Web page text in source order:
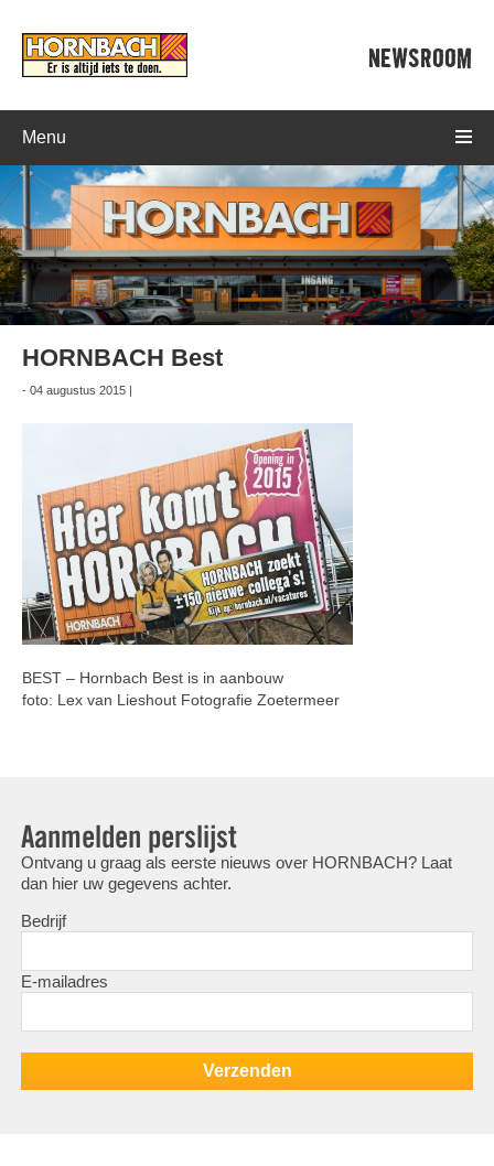
NEWSROOM
Menu
HORNBACH Best
- 04 augustus 2015 |
BEST – Hornbach Best is in aanbouw
foto: Lex van Lieshout Fotografie Zoetermeer
Aanmelden perslijst
Ontvang u graag als eerste nieuws over HORNBACH? Laat
dan hier uw gegevens achter.
Bedrijf
E-mailadres